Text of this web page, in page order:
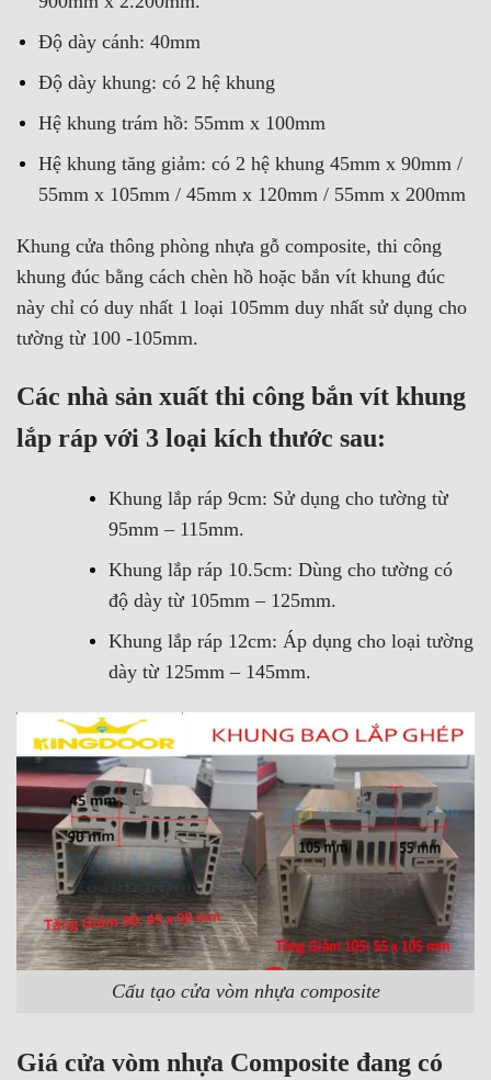
Độ dày cánh: 40mm
Độ dày khung: có 2 hệ khung
Hệ khung trám hồ: 55mm x 100mm
Hệ khung tăng giảm: có 2 hệ khung 45mm x 90mm /
55mm x 105mm / 45mm x 120mm / 55mm x 200mm
Khung cửa thông phòng nhựa gỗ composite, thi công
khung đúc bằng cách chèn hồ hoặc bắn vít khung đúc
này chỉ có duy nhất 1 loại 105mm duy nhất sử dụng cho
tường từ 100 -105mm.
Các nhà sản xuất thi công bắn vít khung
lắp ráp với 3 loại kích thước sau:
Khung lắp ráp 9cm: Sử dụng cho tường từ
95mm – 115mm.
Khung lắp ráp 10.5cm: Dùng cho tường có
độ dày từ 105mm – 125mm.
Khung lắp ráp 12cm: Áp dụng cho loại tường
dày từ 125mm – 145mm.
Cấu tạo cửa vòm nhựa composite
Giá cửa vòm nhựa Composite đang có